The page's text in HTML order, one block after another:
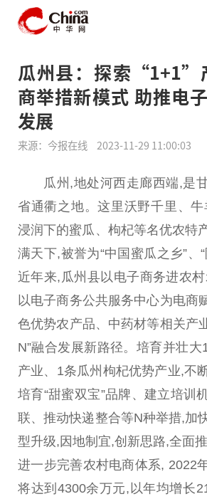
瓜州县：探索“1+1”
商举措新模式 助推电
发展
来源：今报在线 2023-11-29 11:00:03
瓜州,地处河西走廊西端,是
省通衢之地。这里沃野千里、
浸润下的蜜瓜、枸杞等名优农特
满天下,被誉为“中国蜜瓜之乡”、“
近年来,瓜州县以电子商务进农
以电子商务公共服务中心为电商
色优势农产品、中药材等相关产
N”融合发展新路径。培育并壮
产业、1条瓜州枸杞优势产业,不
培育“甜蜜双宝”品牌、建立培训
联、推动快递整合等N种举措,加
型升级,因地制宜,创新思路,全面
进一步完善农村电商体系, 2022
将达到4300余万元,以年均增长